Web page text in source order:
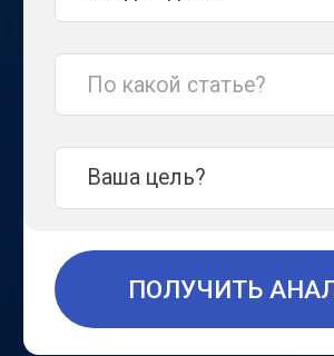
СРОЧНАЯ КОНСУЛЬТАЦИЯ
Гортаев
адвокат, рег. номер